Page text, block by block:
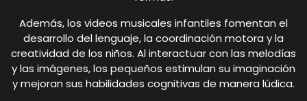
Además, los videos musicales infantiles fomentan el
desarrollo del lenguaje, la coordinación motora y la
creatividad de los niños. Al interactuar con las melodías
y las imágenes, los pequeños estimulan su imaginación
y mejoran sus habilidades cognitivas de manera lúdica.